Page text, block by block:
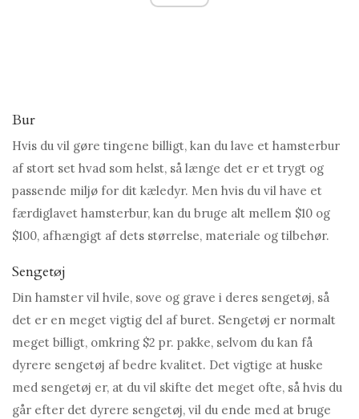
Bur
Hvis du vil gøre tingene billigt, kan du lave et hamsterbur
af stort set hvad som helst, så længe det er et trygt og
passende miljø for dit kæledyr. Men hvis du vil have et
færdiglavet hamsterbur, kan du bruge alt mellem $10 og
$100, afhængigt af dets størrelse, materiale og tilbehør.
Sengetøj
Din hamster vil hvile, sove og grave i deres sengetøj, så
det er en meget vigtig del af buret. Sengetøj er normalt
meget billigt, omkring $2 pr. pakke, selvom du kan få
dyrere sengetøj af bedre kvalitet. Det vigtige at huske
med sengetøj er, at du vil skifte det meget ofte, så hvis du
går efter det dyrere sengetøj, vil du ende med at bruge